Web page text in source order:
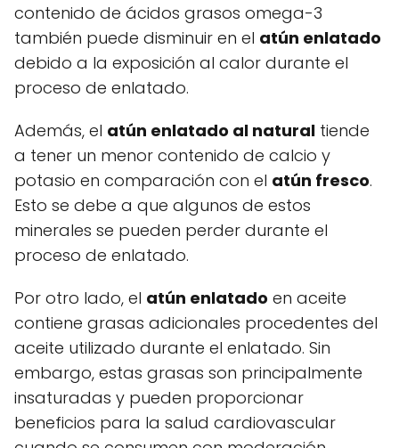
contenido de ácidos grasos omega-3
también puede disminuir en el atún enlatado
debido a la exposición al calor durante el
proceso de enlatado.
Además, el atún enlatado al natural tiende
a tener un menor contenido de calcio y
potasio en comparación con el atún fresco.
Esto se debe a que algunos de estos
minerales se pueden perder durante el
proceso de enlatado.
Por otro lado, el atún enlatado en aceite
contiene grasas adicionales procedentes del
aceite utilizado durante el enlatado. Sin
embargo, estas grasas son principalmente
insaturadas y pueden proporcionar
beneficios para la salud cardiovascular